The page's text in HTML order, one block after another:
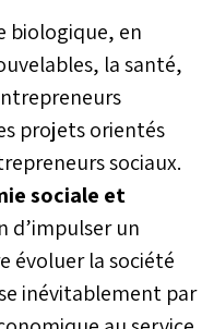
biologique, en
la santé,
projets orientés
sociaux.
sociale et
d’impulser un
évoluer la société
inévitablement par